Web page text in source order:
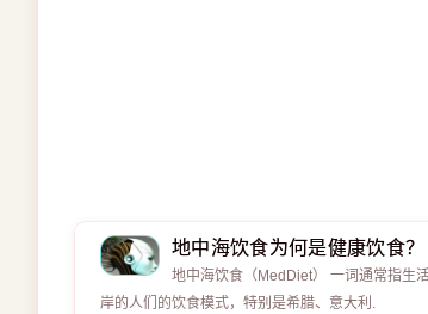
地中海饮食为何是健康饮食？
地中海饮食（MedDiet） 一词通常指生
岸的人们的饮食模式，特别是希腊、意大利.